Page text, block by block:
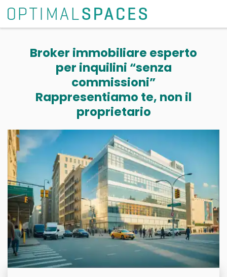
Broker immobiliare esperto
per inquilini “senza
commissioni”
Rappresentiamo te, non il
proprietario